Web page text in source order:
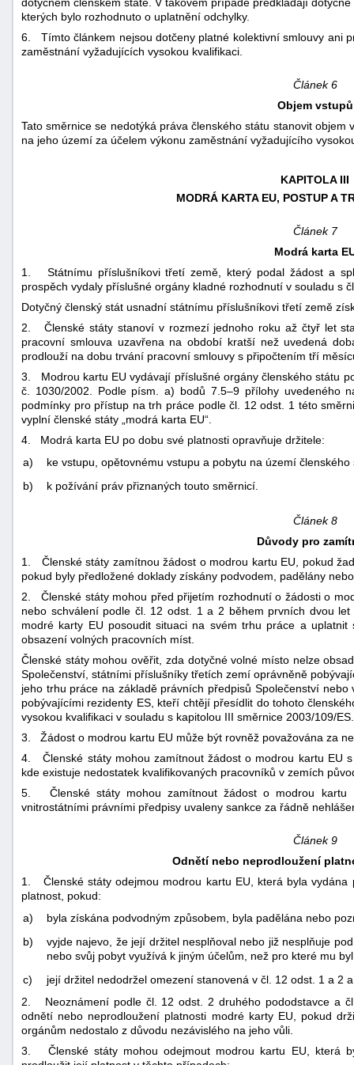
dotyčném členském státě. V takovém případě předkládají
kterých bylo rozhodnuto o uplatnění odchylky.
6. Tímto článkem nejsou dotčeny platné kolektivní smlouvy ani
zaměstnání vyžadujících vysokou kvalifikaci.
Článek 6
Objem vstupů
Tato směrnice se nedotýká práva členského státu stanovit
na jeho území za účelem výkonu zaměstnání vyžadujícího
KAPITOLA III
MODRÁ KARTA EU, POSTUP A
Článek 7
Modrá karta
1. Státnímu příslušníkovi třetí země, který podal žádost a
prospěch vydaly příslušné orgány kladné rozhodnutí v souladu s
Dotyčný členský stát usnadní státnímu příslušníkovi třetí země
2. Členské státy stanoví v rozmezí jednoho roku až čtyř let
pracovní smlouva uzavřena na období kratší než uvedená
prodlouží na dobu trvání pracovní smlouvy s připočtením tří
3. Modrou kartu EU vydávají příslušné orgány členského státu
č. 1030/2002. Podle písm. a) bodů 7.5–9 přílohy uvedeného
podmínky pro přístup na trh práce podle čl. 12 odst. 1 této
vyplní členské státy „modrá karta EU“.
4. Modrá karta EU po dobu své platnosti opravňuje držitele:
a)
ke vstupu, opětovnému vstupu a pobytu na území
b)
k požívání práv přiznaných touto směrnicí.
Článek 8
Důvody pro
1. Členské státy zamítnou žádost o modrou kartu EU, pokud
pokud byly předložené doklady získány podvodem, padělány
2. Členské státy mohou před přijetím rozhodnutí o žádosti o
nebo schválení podle čl. 12 odst. 1 a 2 během prvních dvou
modré karty EU posoudit situaci na svém trhu práce a
obsazení volných pracovních míst.
Členské státy mohou ověřit, zda dotyčné volné místo nelze
Společenství, státními příslušníky třetích zemí oprávněně
jeho trhu práce na základě právních předpisů Společenství
pobývajícími rezidenty ES, kteří chtějí přesídlit do tohoto
vysokou kvalifikaci v souladu s kapitolou III směrnice 2003/109/ES.
3. Žádost o modrou kartu EU může být rovněž považována za
4. Členské státy mohou zamítnout žádost o modrou kartu EU
kde existuje nedostatek kvalifikovaných pracovníků v zemích
5. Členské státy mohou zamítnout žádost o modrou kartu
vnitrostátními právními předpisy uvaleny sankce za řádně
Článek 9
Odnětí nebo neprodloužení
1. Členské státy odejmou modrou kartu EU, která byla
platnost, pokud:
a)
byla získána podvodným způsobem, byla padělána nebo
b)
vyjde najevo, že její držitel nesplňoval nebo již nesplňuje
nebo svůj pobyt využívá k jiným účelům, než pro které mu
c)
její držitel nedodržel omezení stanovená v čl. 12 odst. 1 a 2
2. Neoznámení podle čl. 12 odst. 2 druhého pododstavce a
odnětí nebo neprodloužení platnosti modré karty EU, pokud
orgánům nedostalo z důvodu nezávislého na jeho vůli.
3. Členské státy mohou odejmout modrou kartu EU, která